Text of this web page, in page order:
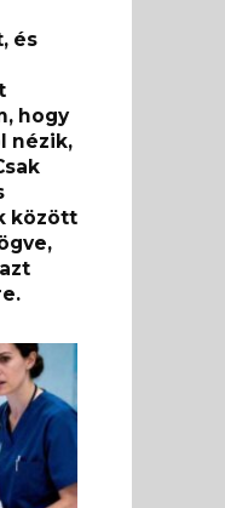
és
hogy
nézik,
között